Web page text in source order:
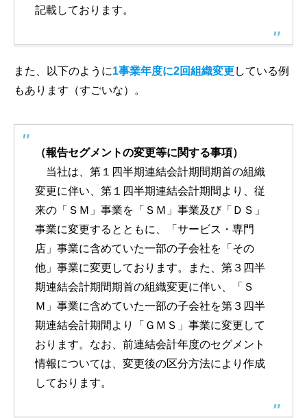
記載しております。
また、以下のように1事業年度に2回組織変更している例
もあります（すごいな）。
（報告セグメントの変更等に関する事項）
当社は、第１四半期連結会計期間期首の組織
変更に伴い、第１四半期連結会計期間より、従
来の「ＳＭ」事業を「ＳＭ」事業及び「ＤＳ」
事業に変更するとともに、「サービス・専門
店」事業に含めていた一部の子会社を「その
他」事業に変更しております。また、第３四半
期連結会計期間期首の組織変更に伴い、「Ｓ
Ｍ」事業に含めていた一部の子会社を第３四半
期連結会計期間より「ＧＭＳ」事業に変更して
おります。なお、前連結会計年度のセグメント
情報については、変更後の区分方法により作成
しております。